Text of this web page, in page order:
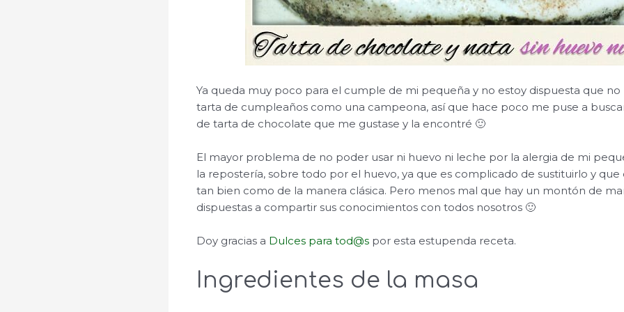
Ya queda muy poco para el cumple de mi pequeña y no estoy dispuesta que
tarta de cumpleaños como una campeona, así que hace poco me puse a
de tarta de chocolate que me gustase y la encontré 🙂
El mayor problema de no poder usar ni huevo ni leche por la alergia de mi
la repostería, sobre todo por el huevo, ya que es complicado de sustituirlo y
tan bien como de la manera clásica. Pero menos mal que hay un montón de
dispuestas a compartir sus conocimientos con todos nosotros 🙂
Doy gracias a Dulces para tod@s por esta estupenda receta.
Ingredientes de la masa